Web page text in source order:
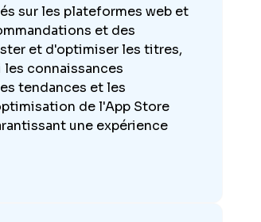
sur les plateformes web et
et des
et d'optimiser les titres,
connaissances
tendances et les
de l'App Store
une expérience